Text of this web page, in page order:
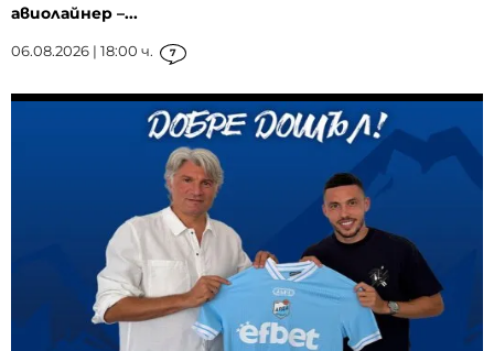
авиолайнер –...
06.08.2026 | 18:00 ч. 7